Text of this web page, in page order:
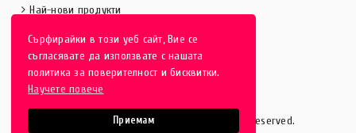
Сърфирайки в този уеб сайт, Вие се
съгласявате да използвате с нашата
политика за поверителност и бисквитки.
Научете повече
Приемам
Най-нови продукти
Отличени продукти
HobbyEver.com© 2016-2025 - All rights reserved.